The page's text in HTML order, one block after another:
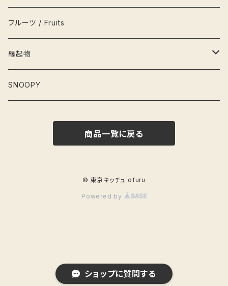
ショップに質問する
栓抜き
水筒
灰皿
カード
輪投げ
こけし
フィギュア
ペンギン
犬
猫
フルーツ / Fruits
縁起物
お雛さま
SNOOPY
商品一覧に戻る
© 東京キッチュ ofuru
Powered by